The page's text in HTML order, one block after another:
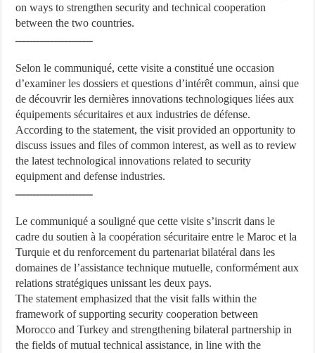
on ways to strengthen security and technical cooperation
between the two countries.
ــــــــــــــــــــــ
Selon le communiqué, cette visite a constitué une occasion
d’examiner les dossiers et questions d’intérêt commun, ainsi que
de découvrir les dernières innovations technologiques liées aux
équipements sécuritaires et aux industries de défense.
According to the statement, the visit provided an opportunity to
discuss issues and files of common interest, as well as to review
the latest technological innovations related to security
equipment and defense industries.
ــــــــــــــــــــــ
Le communiqué a souligné que cette visite s’inscrit dans le
cadre du soutien à la coopération sécuritaire entre le Maroc et la
Turquie et du renforcement du partenariat bilatéral dans les
domaines de l’assistance technique mutuelle, conformément aux
relations stratégiques unissant les deux pays.
The statement emphasized that the visit falls within the
framework of supporting security cooperation between
Morocco and Turkey and strengthening bilateral partnership in
the fields of mutual technical assistance, in line with the